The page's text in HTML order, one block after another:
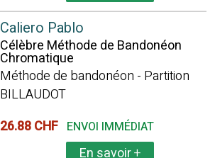
Caliero Pablo
Célèbre Méthode de Bandonéon
Chromatique
Méthode de bandonéon - Partition
BILLAUDOT
26.88 CHF ENVOI IMMÉDIAT
En savoir+